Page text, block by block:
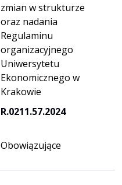
zmian w strukturze
oraz nadania
Regulaminu
organizacyjnego
Uniwersytetu
Ekonomicznego w
Krakowie
R.0211.57.2024
Obowiązujące